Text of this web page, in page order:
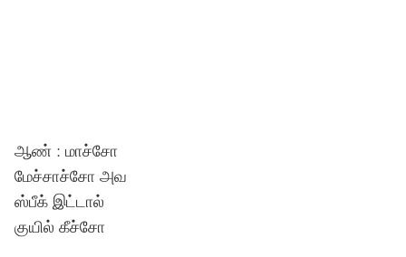
ஆண் : மாச்சோ
மேச்சாச்சோ அவ
ஸ்பீக் இட்டால்
குயில் கீச்சோ